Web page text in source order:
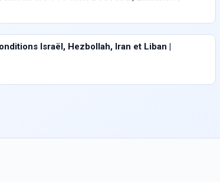
Israël, Hezbollah, Iran et Liban |